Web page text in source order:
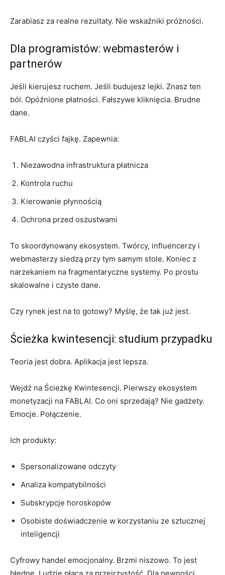
Zarabiasz za realne rezultaty. Nie wskaźniki próżności.
Dla programistów: webmasterów i
partnerów
Jeśli kierujesz ruchem. Jeśli budujesz lejki. Znasz ten
ból. Opóźnione płatności. Fałszywe kliknięcia. Brudne
dane.
FABLAI czyści fajkę. Zapewnia:
Niezawodna infrastruktura płatnicza
Kontrola ruchu
Kierowanie płynnością
Ochrona przed oszustwami
To skoordynowany ekosystem. Twórcy, influencerzy i
webmasterzy siedzą przy tym samym stole. Koniec z
narzekaniem na fragmentaryczne systemy. Po prostu
skalowalne i czyste dane.
Czy rynek jest na to gotowy? Myślę, że tak już jest.
Ścieżka kwintesencji: studium przypadku
Teoria jest dobra. Aplikacja jest lepsza.
Wejdź na Ścieżkę Kwintesencji. Pierwszy ekosystem
monetyzacji na FABLAI. Co oni sprzedają? Nie gadżety.
Emocje. Połączenie.
Ich produkty:
Spersonalizowane odczyty
Analiza kompatybilności
Subskrypcje horoskopów
Osobiste doświadczenie w korzystaniu ze sztucznej
inteligencji
Cyfrowy handel emocjonalny. Brzmi niszowo. To jest